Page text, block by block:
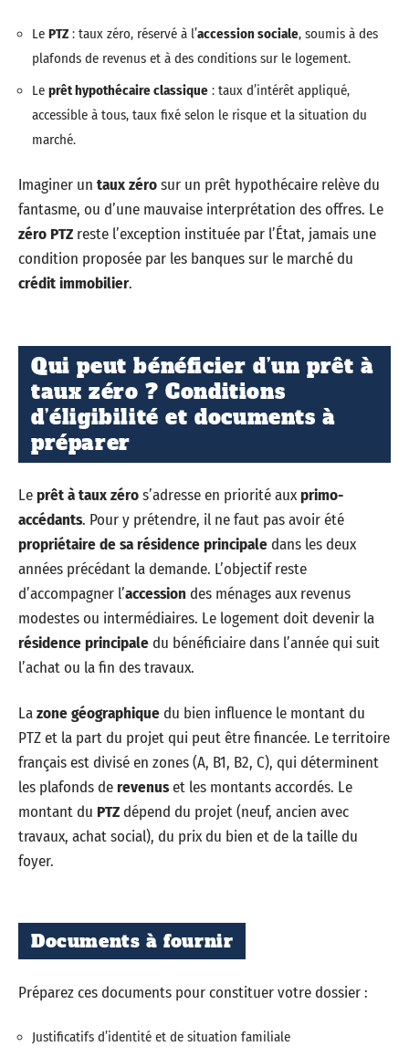
Le PTZ : taux zéro, réservé à l’accession sociale, soumis à des
plafonds de revenus et à des conditions sur le logement.
Le prêt hypothécaire classique : taux d’intérêt appliqué,
accessible à tous, taux fixé selon le risque et la situation du
marché.
Imaginer un taux zérosur un prêt hypothécaire relève du
fantasme, ou d’une mauvaise interprétation des offres. Le
zéro PTZ reste l’exception instituée par l’État, jamais une
condition proposée par les banques sur le marché du
crédit immobilier.
Qui peut bénéficier d’un prêt à
taux zéro ? Conditions
d’éligibilité et documents à
préparer
Leprêt à taux zéros’adresse en priorité auxprimo-
accédants. Pour y prétendre, il ne faut pas avoir été
propriétaire de sa résidence principaledans les deux
années précédant la demande. L’objectif reste
d’accompagner l’accession des ménages aux revenus
modestes ou intermédiaires. Le logement doit devenir la
résidence principaledu bénéficiaire dans l’année qui suit
l’achat ou la fin des travaux.
Lazone géographiquedu bien influence le montant du
PTZ et la part du projet qui peut être financée. Le territoire
français est divisé en zones (A, B1, B2, C), qui déterminent
les plafonds derevenuset les montants accordés. Le
montant du PTZdépend du projet (neuf, ancien avec
travaux, achat social), du prix du bien et de la taille du
foyer.
Documents à fournir
Préparez ces documents pour constituer votre dossier :
Justificatifs d’identité et de situation familiale